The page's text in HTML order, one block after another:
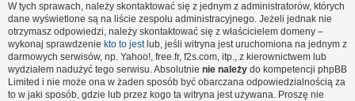
W tych sprawach, należy skontaktować się z jednym z administratorów, których
dane wyświetlone są na liście zespołu administracyjnego. Jeżeli jednak nie
otrzymasz odpowiedzi, należy skontaktować się z właścicielem domeny –
wykonaj sprawdzenie kto to jestlub, jeśli witryna jest uruchomiona na jednym z
darmowych serwisów, np. Yahoo!, free.fr, f2s.com, itp., z kierownictwem lub
wydziałem nadużyć tego serwisu. Absolutnie nie należy do kompetencji phpBB
Limited i nie może ona w żaden sposób być obarczana odpowiedzialnością za
to w jaki sposób, gdzie lub przez kogo ta witryna jest używana. Proszę nie